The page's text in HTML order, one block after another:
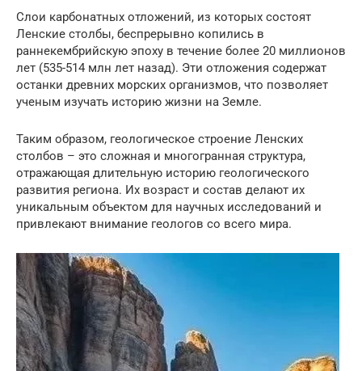
Слои карбонатных отложений, из которых состоят
Ленские столбы, беспрерывно копились в
раннекембрийскую эпоху в течение более 20 миллионов
лет (535-514 млн лет назад). Эти отложения содержат
останки древних морских организмов, что позволяет
ученым изучать историю жизни на Земле.
Таким образом, геологическое строение Ленских
столбов – это сложная и многогранная структура,
отражающая длительную историю геологического
развития региона. Их возраст и состав делают их
уникальным объектом для научных исследований и
привлекают внимание геологов со всего мира.